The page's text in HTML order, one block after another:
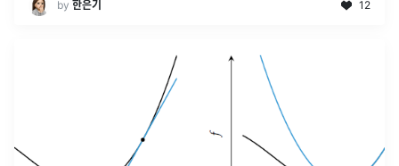
by 한은기 12